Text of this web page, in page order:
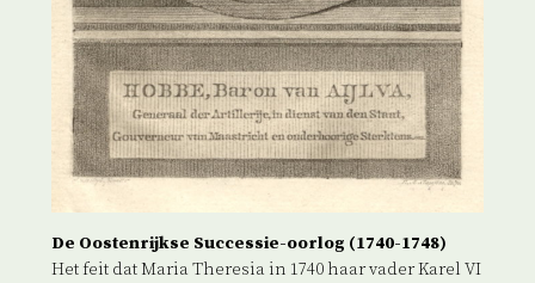
De Oostenrijkse Successie-oorlog (1740-1748)
Het feit dat Maria Theresia in 1740 haar vader Karel VI